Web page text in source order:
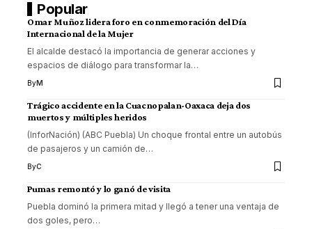
Popular
Omar Muñoz lidera foro en conmemoración del Día
Internacional de la Mujer
El alcalde destacó la importancia de generar acciones y
espacios de diálogo para transformar la…
ByM
Trágico accidente en la Cuacnopalan-Oaxaca deja dos
muertos y múltiples heridos
(InforNación) (ABC Puebla) Un choque frontal entre un autobús
de pasajeros y un camión de…
ByC
Pumas remontó y lo ganó de visita
Puebla dominó la primera mitad y llegó a tener una ventaja de
dos goles, pero…